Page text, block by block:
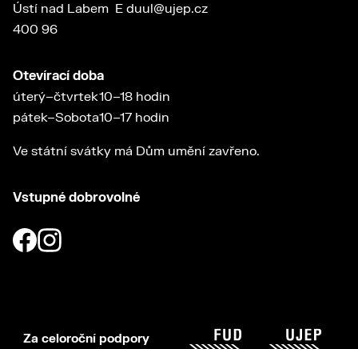
Ústí nad Labem
400 96
E duul@ujep.cz
Otevírací doba
úterý–čtvrtek
pátek–Sobota
10–18 hodin
10–17 hodin
Ve státní svátky má Dům umění zavřeno.
Vstupné dobrovolné
Za celoroční podpory